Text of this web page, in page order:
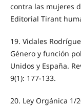
contra las mujeres
Editorial Tirant
19. Vidales
Género y función
Unidos y España.
9(1): 177-133.
20. Ley Orgánica 1/